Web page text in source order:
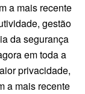
a mais recente
gestão
da segurança
em toda a
privacidade,
a mais recente